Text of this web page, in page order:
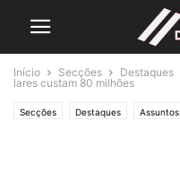
Início Secções Destaques
lares custam 80 milhões
Secções Destaques Assuntos